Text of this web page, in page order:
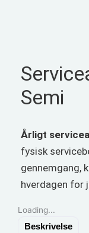
Semi
Årligt
fysisk
gennemgang,
hverdagen for
Loading...
Beskrivelse